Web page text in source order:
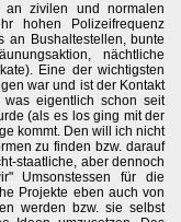
zivilen und normalen
hohen Polizeifrequenz
an Bushaltestellen, bunte
nächtliche
Eine der wichtigsten
war und ist der Kontakt
eigentlich schon seit
(als es los ging mit der
kommt. Den will ich nicht
zu finden bzw. darauf
staatliche, aber dennoch
Umsonstessen für die
Projekte eben auch von
werden bzw. sie selbst